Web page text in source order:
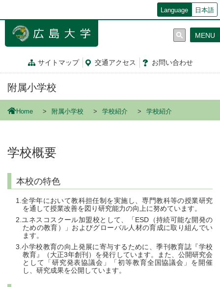
ン
Language 日本語
サイトマップ 交通アクセス お問い合わせ
MENU
附属小学校
Home 附属小学校 学校紹介 学校紹介
学校概要
本校の特色
全学年において教科担任制を実施し、専門教科等の授業研究
を通して授業改善を図り研究能力の向上に努めています。
ユネスコスクール加盟校として、「ESD（持続可能な開発の
ための教育）」およびグローバル人材の育成に取り組んでい
ます。
小学校教育の向上発展に寄与するために、季刊教育誌『学校
教育』（大正3年創刊）を発行しています。また、公開研究会
として「研究発表協議会」「初等教育全国協議会」を開催
し、研究成果を公開しています。